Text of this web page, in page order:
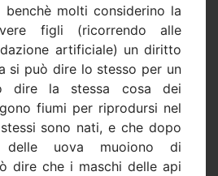
benchè molti considerino la
figli (ricorrendo alle
artificiale) un diritto
si può dire lo stesso per un
dire la stessa cosa dei
fiumi per riprodursi nel
sono nati, e che dopo
delle uova muoiono di
dire che i maschi delle api